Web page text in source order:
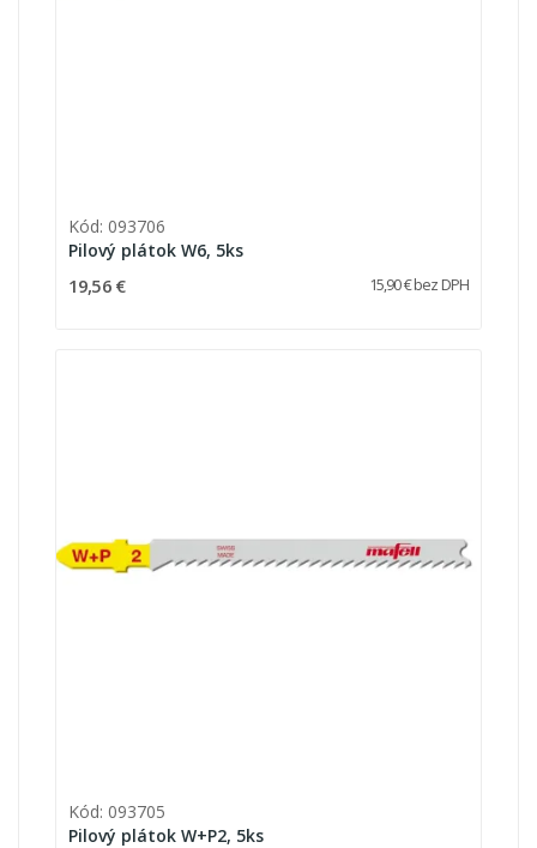
Kód: 093706
Pilový plátok W6, 5ks
19,56 € 15,90 € bez DPH
Kód: 093705
Pilový plátok W+P2, 5ks